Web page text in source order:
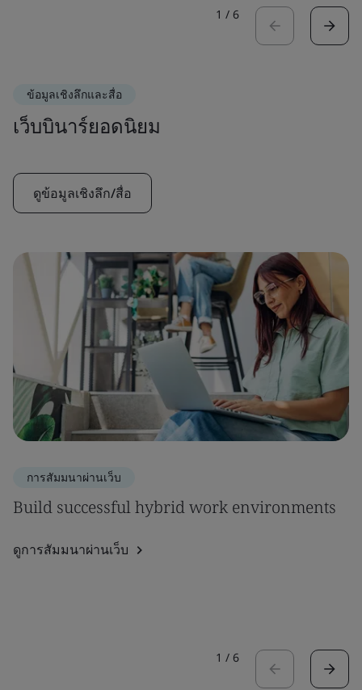
1 / 6
ข้อมูลเชิงลึกและสื่อ
เว็บบินาร์ยอดนิยม
ดูข้อมูลเชิงลึก/สื่อ
การสัมมนาผ่านเว็บ
Build successful hybrid work environments
ดูการสัมมนาผ่านเว็บ
1 / 6